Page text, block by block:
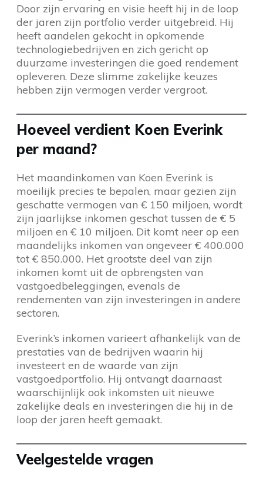
Door zijn ervaring en visie heeft hij in de loop
der jaren zijn portfolio verder uitgebreid. Hij
heeft aandelen gekocht in opkomende
technologiebedrijven en zich gericht op
duurzame investeringen die goed rendement
opleveren. Deze slimme zakelijke keuzes
hebben zijn vermogen verder vergroot.
Hoeveel verdient Koen Everink
per maand?
Het maandinkomen van Koen Everink is
moeilijk precies te bepalen, maar gezien zijn
geschatte vermogen van € 150 miljoen, wordt
zijn jaarlijkse inkomen geschat tussen de € 5
miljoen en € 10 miljoen. Dit komt neer op een
maandelijks inkomen van ongeveer € 400.000
tot € 850.000. Het grootste deel van zijn
inkomen komt uit de opbrengsten van
vastgoedbeleggingen, evenals de
rendementen van zijn investeringen in andere
sectoren.
Everink’s inkomen varieert afhankelijk van de
prestaties van de bedrijven waarin hij
investeert en de waarde van zijn
vastgoedportfolio. Hij ontvangt daarnaast
waarschijnlijk ook inkomsten uit nieuwe
zakelijke deals en investeringen die hij in de
loop der jaren heeft gemaakt.
Veelgestelde vragen